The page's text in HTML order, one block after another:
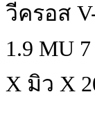
วีครอส
1.9 MU
X มิว X